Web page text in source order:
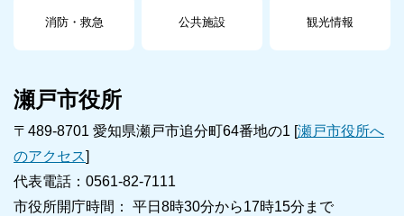
消防・救急 公共施設 観光情報
瀬戸市役所
〒489-8701 愛知県瀬戸市追分町64番地の1 [瀬戸市役所へ
のアクセス]
代表電話：0561-82-7111
市役所開庁時間： 平日8時30分から17時15分まで